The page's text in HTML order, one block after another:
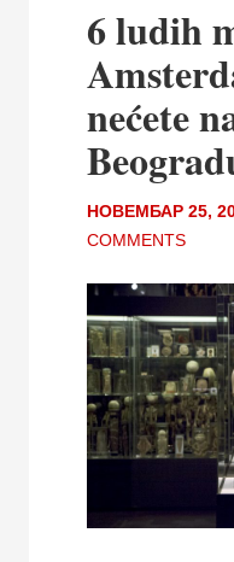
6 ludih
nećete
НОВЕМБАР 25,
COMMENTS